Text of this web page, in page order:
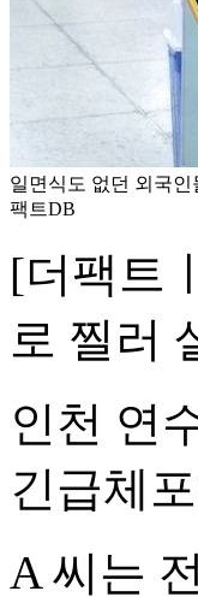
일면식도 없던 외국
팩트DB
[더팩트
로 찔러
인천 연
긴급체
A 씨는